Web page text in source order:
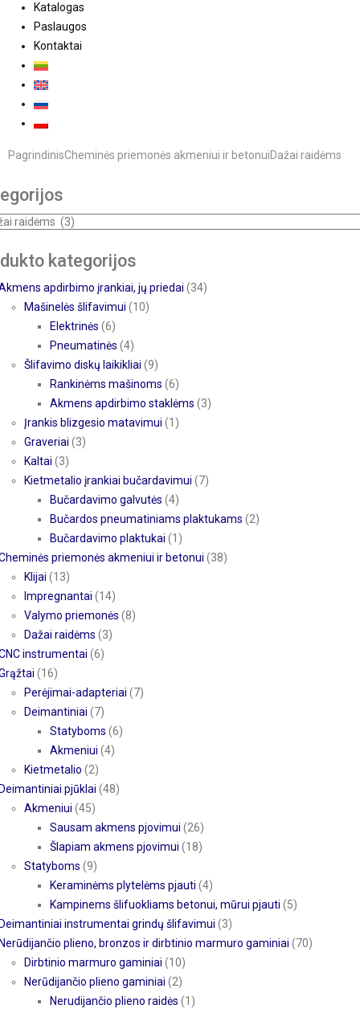
Katalogas
Paslaugos
Kontaktai
PagrindinisCheminės priemonės akmeniui ir betonuiDažai raidėms
kategorijos
apdirbimo įrankiai, jų priedai (34)
Mašinelės šlifavimui (10)
Elektrinės (6)
Pneumatinės (4)
Šlifavimo diskų laikikliai (9)
Rankinėms mašinoms (6)
Akmens apdirbimo staklėms (3)
Įrankis blizgesio matavimui (1)
Graveriai (3)
Kaltai (3)
Kietmetalio įrankiai bučardavimui (7)
Bučardavimo galvutės (4)
Bučardos pneumatiniams plaktukams (2)
Bučardavimo plaktukai (1)
priemonės akmeniui ir betonui (38)
Klijai (13)
Impregnantai (14)
Valymo priemonės (8)
Dažai raidėms (3)
instrumentai (6)
(16)
Perėjimai-adapteriai (7)
Deimantiniai (7)
Statyboms (6)
Akmeniui (4)
Kietmetalio (2)
pjūklai (48)
Akmeniui (45)
Sausam akmens pjovimui (26)
Šlapiam akmens pjovimui (18)
Statyboms (9)
Keraminėms plytelėms pjauti (4)
Kampinems šlifuokliams betonui, mūrui pjauti (5)
instrumentai grindų šlifavimui (3)
plieno, bronzos ir dirbtinio marmuro gaminiai (70)
Dirbtinio marmuro gaminiai (10)
Nerūdijančio plieno gaminiai (2)
Nerudijančio plieno raidės (1)